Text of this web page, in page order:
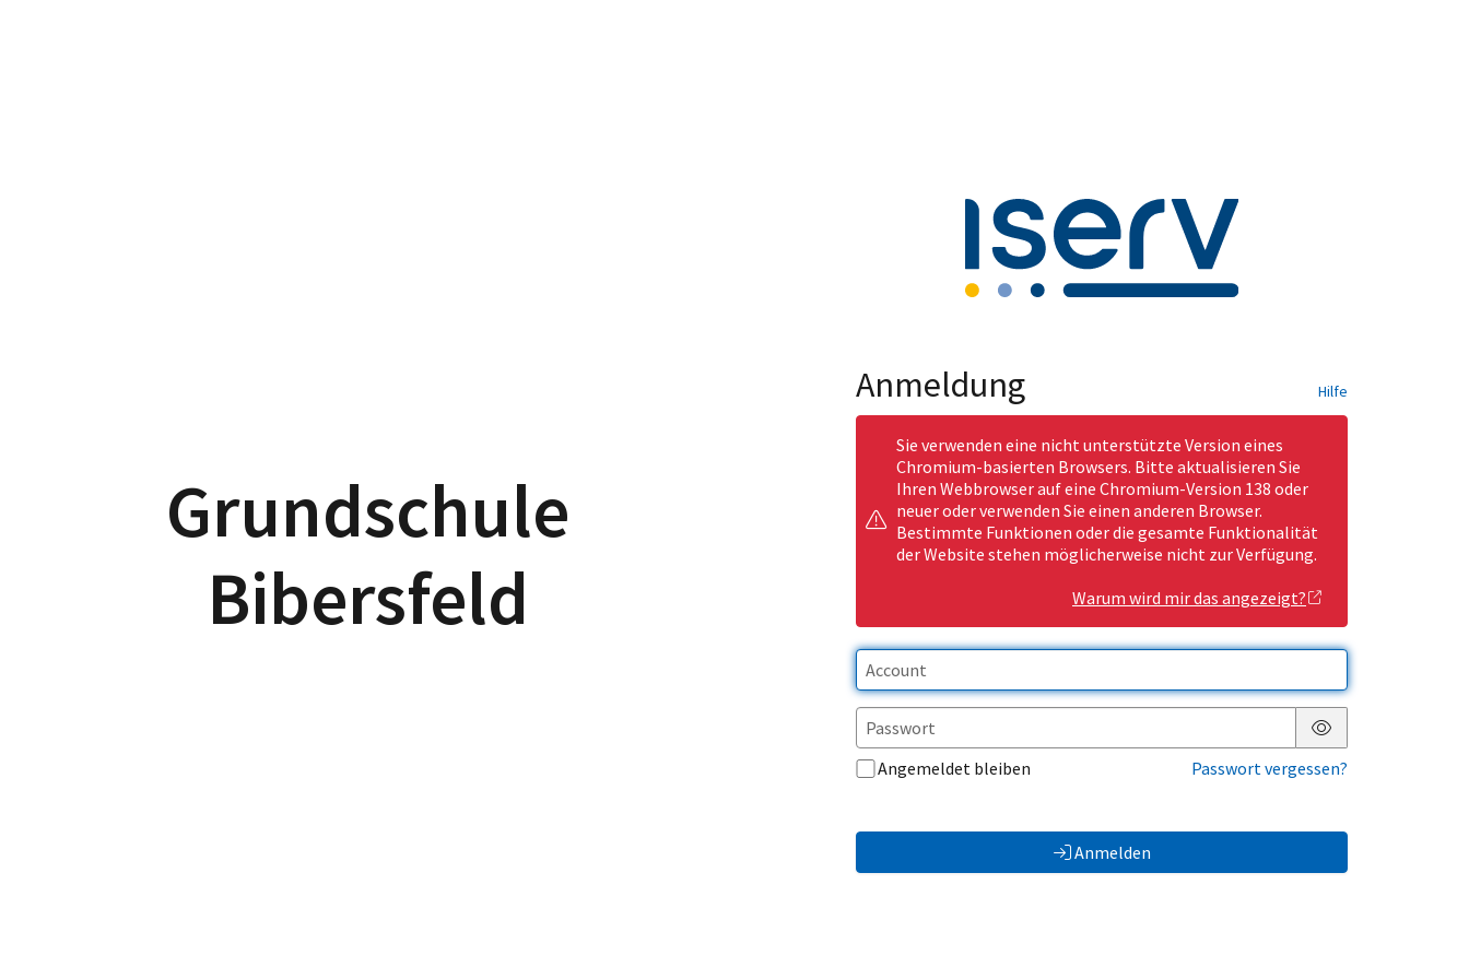
Grundschule
Bibersfeld
Anmeldung Hilfe
Sie verwenden eine nicht unterstützte Version eines
Chromium-basierten Browsers. Bitte aktualisieren Sie
Ihren Webbrowser auf eine Chromium-Version 138 oder
neuer oder verwenden Sie einen anderen Browser.
Bestimmte Funktionen oder die gesamte Funktionalität
der Website stehen möglicherweise nicht zur Verfügung.
Warum wird mir das angezeigt?
Passwort anzeigen
Angemeldet bleiben
Passwort vergessen?
Anmelden